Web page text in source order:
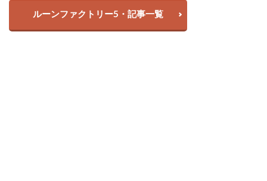
ルーンファクトリー5・記事一覧